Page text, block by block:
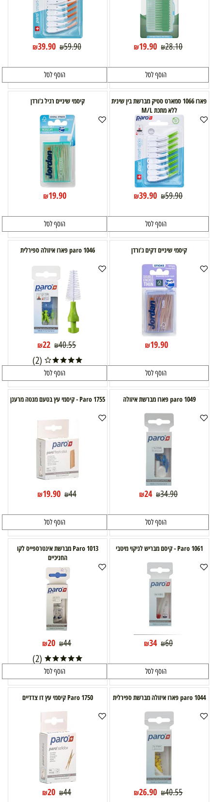
₪28.10
₪19.90
הוסף לסל
₪59.90
₪39.90
הוסף לסל
פארו 1066 סמארט סטיק מברשת בין שינית
ללא מתכת M/L
₪59.90
₪39.90
הוסף לסל
קיסמי שיניים רגיל ג'ורדן
₪19.90
הוסף לסל
קיסמי שיניים דקים ג'ורדן
₪19.90
הוסף לסל
paro 1046 פארו איזולה ספירלית
₪40.55
₪22
(2)
הוסף לסל
paro 1049 פארו מברשת איזולה
₪34.90
₪24
הוסף לסל
Paro 1755 - קיסמי עץ בטעם מנטה מרענן
₪44
₪19.90
הוסף לסל
Paro 1061 - קיסם מבריש לניקוי מיטבי
₪60
₪34
הוסף לסל
Paro 1013 מברשת אינטרספייס לקו
החניכיים
₪44
₪20
(2)
הוסף לסל
paro 1044 פארו איזולה מברשת ספירלית
₪40.55
₪26.90
Paro 1750 קיסמי עץ דו צדדיים
₪44
₪20